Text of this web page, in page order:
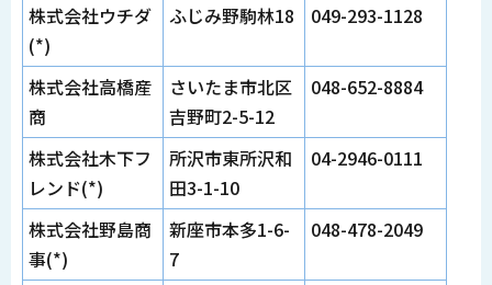
株式会社ウチダ
(*)
ふじみ野駒林18 049-293-1128
株式会社高橋産
商
さいたま市北区
吉野町2-5-12
048-652-8884
株式会社木下フ
レンド(*)
所沢市東所沢和
田3-1-10
04-2946-0111
株式会社野島商
事(*)
新座市本多1-6-
7
048-478-2049